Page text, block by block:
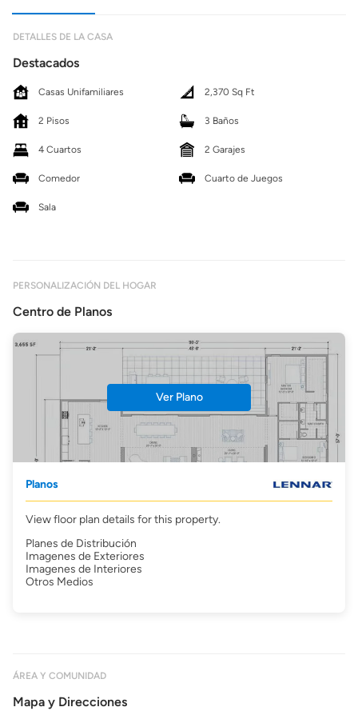
DETALLES DE LA CASA
Destacados
Casas Unifamiliares 2,370 Sq Ft
2 Pisos 3 Baños
4 Cuartos 2 Garajes
Comedor Cuarto de Juegos
Sala
PERSONALIZACIÓN DEL HOGAR
Centro de Planos
Ver Plano
Planos
View floor plan details for this property.
Planes de Distribución
Imagenes de Exteriores
Imagenes de Interiores
Otros Medios
ÁREA Y COMUNIDAD
Mapa y Direcciones